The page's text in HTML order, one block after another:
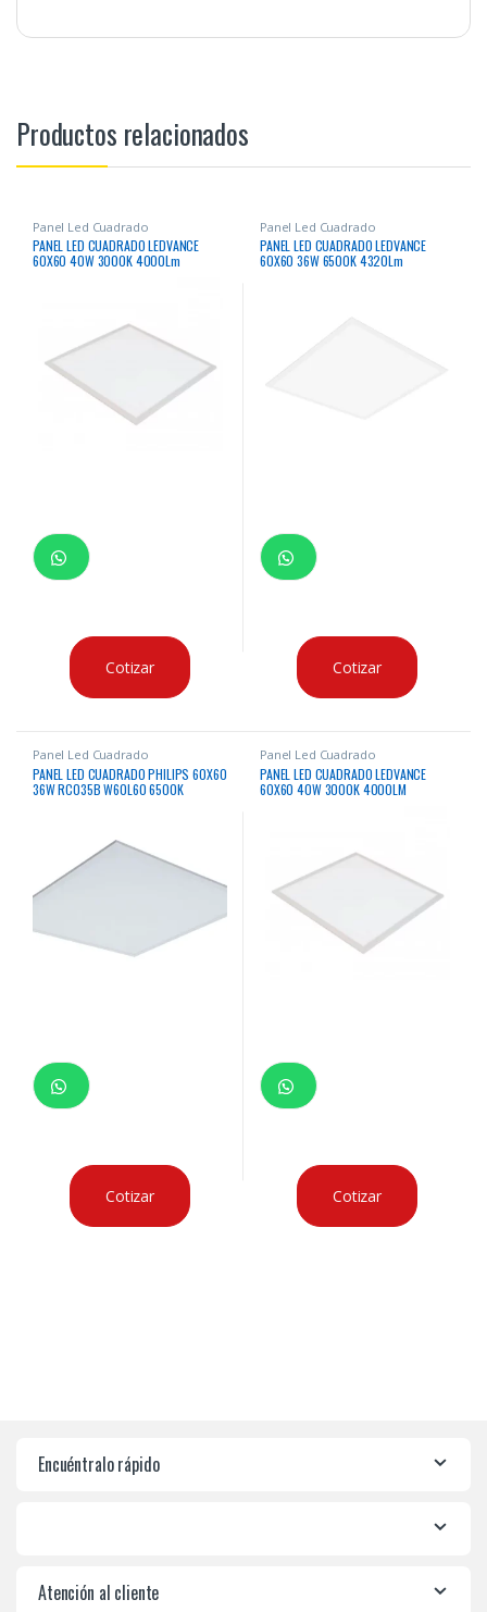
Productos relacionados
Panel Led Cuadrado
PANEL LED CUADRADO LEDVANCE
60X60 40W 3000K 4000Lm
Cotizar
Panel Led Cuadrado
PANEL LED CUADRADO LEDVANCE
60X60 36W 6500K 4320Lm
Cotizar
Panel Led Cuadrado
PANEL LED CUADRADO PHILIPS 60X60
36W RC035B W60L60 6500K
Cotizar
Panel Led Cuadrado
PANEL LED CUADRADO LEDVANCE
60X60 40W 3000K 4000LM
Cotizar
Encuéntralo rápido
Atención al cliente